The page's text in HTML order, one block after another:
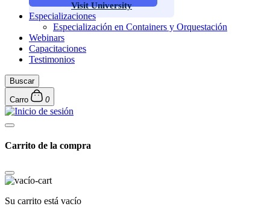
Visit University
Especializaciones
Especialización en Containers y Orquestación
Webinars
Capacitaciones
Testimonios
Buscar
Carro 0
Carrito de la compra
Su carrito está vacío